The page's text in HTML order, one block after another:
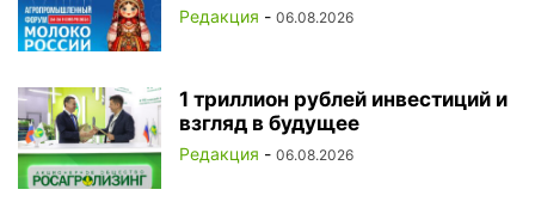
Редакция - 06.08.2026
1 триллион рублей инвестиций и
взгляд в будущее
Редакция - 06.08.2026